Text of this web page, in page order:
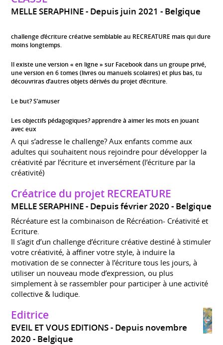
MELLE SERAPHINE Depuis juin 2021 Belgique
challenge d’écriture créative semblable au RECREATURE mais qui dure
moins longtemps.
Il existe une version « en ligne » sur Facebook dans un groupe privé,
une version en 6 tomes (livres ou manuels scolaires) et plus bas, tu
découvriras d’autres objets dérivés du projet d’écriture.
Le but? S’amuser
Les objectifs pédagogiques? apprendre à aimer les mots en jouant
avec eux
A qui s’adresse le challenge? Aux enfants comme aux
adultes qui souhaitent nous rejoindre pour développer la
créativité par l’écriture et inversément (l’écriture par la
créativité)
Créatrice du projet RECREATURE
MELLE SERAPHINE Depuis février 2020 Belgique
Récréature est la combinaison de Récréation- Créativité et
Ecriture.
Il s’agit d’un challenge d’écriture créative destiné à stimuler
votre créativité, à affiner votre style, à induire la
motivation de se connecter à l’écriture tous les jours, à
utiliser un nouveau mode d’expression, ou plus
simplement à se rassembler pour participer à une activité
collective & ludique.
Editrice
EVEIL ET VOUS EDITIONS
Depuis novembre
2020 Belgique